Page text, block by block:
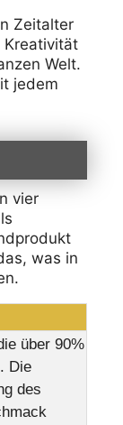
Zeitalter
Kreativität
Welt.
jedem
vier
was in
über 90%
Die
des